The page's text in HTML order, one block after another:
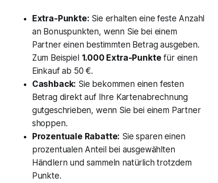
Extra-Punkte: Sie erhalten eine feste Anzahl
an Bonuspunkten, wenn Sie bei einem
Partner einen bestimmten Betrag ausgeben.
Zum Beispiel 1.000 Extra-Punkte für einen
Einkauf ab 50 €.
Cashback: Sie bekommen einen festen
Betrag direkt auf Ihre Kartenabrechnung
gutgeschrieben, wenn Sie bei einem Partner
shoppen.
Prozentuale Rabatte: Sie sparen einen
prozentualen Anteil bei ausgewählten
Händlern und sammeln natürlich trotzdem
Punkte.